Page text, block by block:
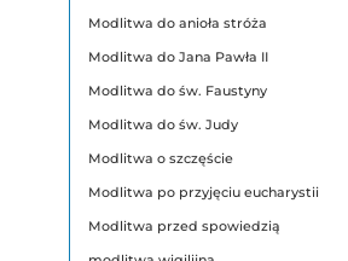
Modlitwa do anioła stróża
Modlitwa do Jana Pawła II
Modlitwa do św. Faustyny
Modlitwa do św. Judy
Modlitwa o szczęście
Modlitwa po przyjęciu eucharystii
Modlitwa przed spowiedzią